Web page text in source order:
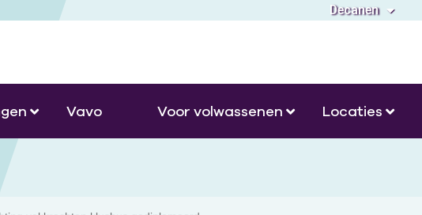
Decanen
Vavo Voor volwassenen Locaties